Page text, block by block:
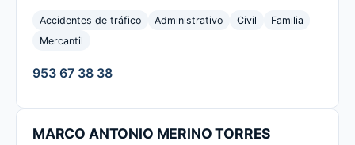
Accidentes de tráfico Administrativo Civil
Familia
Mercantil
953 67 38 38
MARCO ANTONIO MERINO TORRES